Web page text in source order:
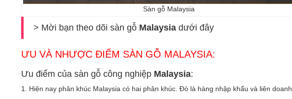
Sàn gỗ Malaysia
> Mời bạn theo dõi sàn gỗ Malaysia dưới đây
ƯU VÀ NHƯỢC ĐIỂM SÀN GỖ MALAYSIA:
Ưu điểm của sàn gỗ công nghiệp Malaysia:
1. Hiện nay phân khúc Malaysia có hai phân khúc. Đó là hàng nhập khẩu và liên doanh